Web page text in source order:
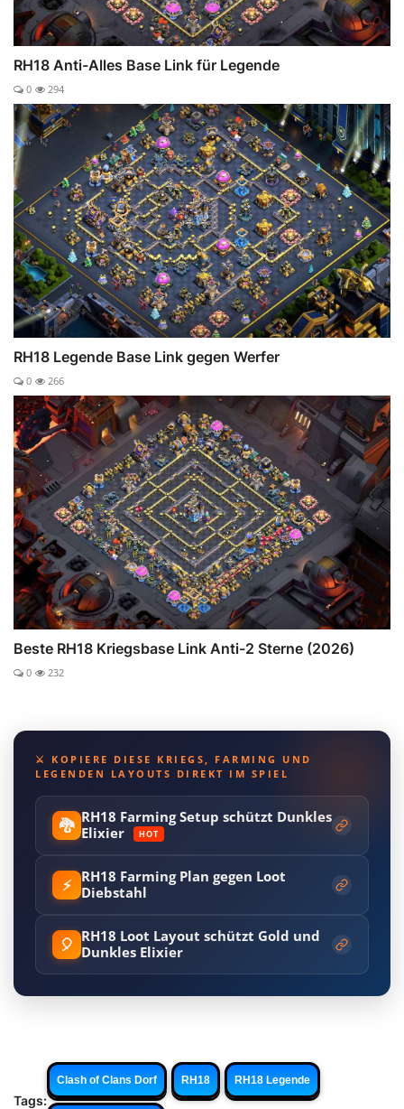
RH18 Anti-Alles Base Link für Legende
0 294
RH18 Legende Base Link gegen Werfer
0 266
Beste RH18 Kriegsbase Link Anti-2 Sterne (2026)
0 232
⚔️ KOPIERE DIESE KRIEGS, FARMING UND
LEGENDEN LAYOUTS DIREKT IM SPIEL
🐉 RH18 Farming Setup schützt Dunkles
Elixier
HOT
⚡ RH18 Farming Plan gegen Loot
Diebstahl
🎈 RH18 Loot Layout schützt Gold und
Dunkles Elixier
Tags:
Clash of Clans Dorf RH18 RH18 Legende